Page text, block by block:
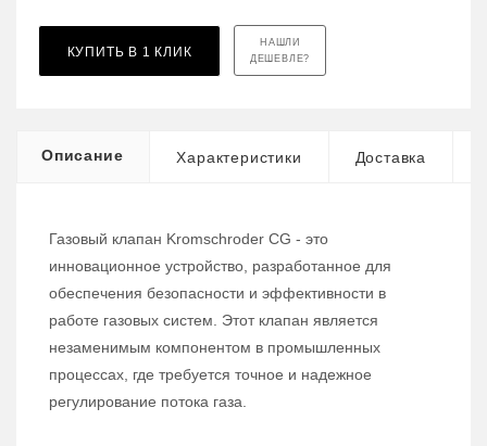
КУПИТЬ В 1 КЛИК
НАШЛИ
ДЕШЕВЛЕ?
Описание Характеристики Доставка
Газовый клапан Kromschroder CG - это
инновационное устройство, разработанное для
обеспечения безопасности и эффективности в
работе газовых систем. Этот клапан является
незаменимым компонентом в промышленных
процессах, где требуется точное и надежное
регулирование потока газа.